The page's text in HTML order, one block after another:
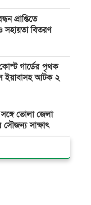
প্রাপ্তিতে
সহায়তা বিতরণ
গার্ডের পৃথক
ইয়াবাসহ আটক ২
সঙ্গে ভোলা জেলা
সাক্ষাৎ
পরিবারকে